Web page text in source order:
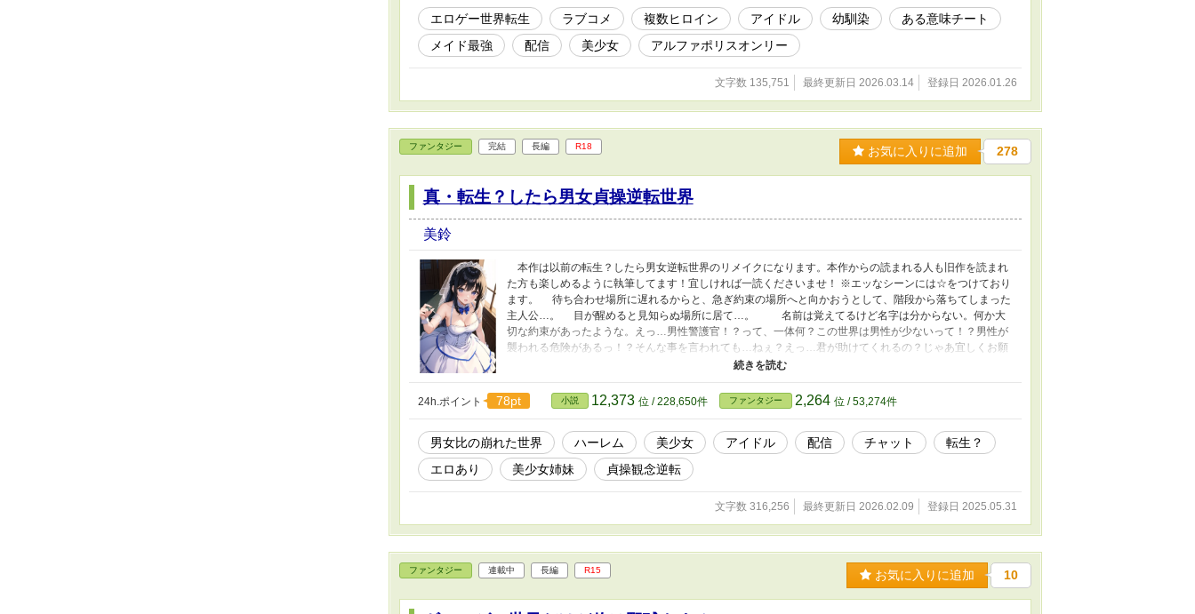
エロゲー世界転生 ラブコメ 複数ヒロイン アイドル 幼馴染
ある意味チート
メイド最強
配信 美少女 アルファポリスオンリー
文字数 135,751 最終更新日 2026.03.14 登録日 2026.01.26
ファンタジー 完結 長編 R18 お気に入りに追加 278
真・転生？したら男女貞操逆転世界
美鈴
本作は以前の転生？したら男女逆転世界のリメイクになります。本作からの読まれる人も旧作を読まれ
た方も楽しめるように執筆してます！宜しければ一読くださいませ！ ※エッなシーンには☆をつけており
ます。 待ち合わせ場所に遅れるからと、急ぎ約束の場所へと向かおうとして、階段から落ちてしまった
主人公…。 目が醒めると見知らぬ場所に居て…。 名前は覚えてるけど名字は分からない。何か大
切な約束があったような。えっ…男性警護官！？って、一体何？この世界は男性が少ないって！？男性が
襲われる危険があるっ！？そんな事を言われても…ねぇ？えっ…君が助けてくれるの？じゃあ宜しくお願
いします！って感じで始まっていく物語…。 ※カクヨム様でも掲載させてもらってます！ ※イラストはAI
イラスト使用
24h.ポイント
78pt 小説 12,373 位 / 228,650件 ファンタジー 2,264 位 / 53,274件
男女比の崩れた世界 ハーレム 美少女 アイドル 配信 チャット
転生？
エロあり
美少女姉妹 貞操観念逆転
文字数 316,256 最終更新日 2026.02.09 登録日 2025.05.31
ファンタジー 連載中 長編 R15 お気に入りに追加 10